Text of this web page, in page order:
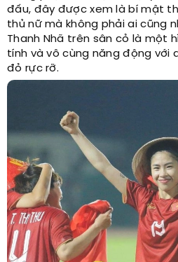
đấu, đây được xem là bí mật
thủ nữ mà không phải ai cũng
Thanh Nhã trên sân cỏ là một
tính và vô cùng năng động với
đỏ rực rỡ.